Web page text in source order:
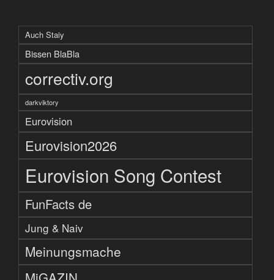
Auch Staiy
Bissen BlaBla
correctiv.org
darkviktory
Eurovision
Eurovision2026
Eurovision Song Contest
FunFacts de
Jung & Naiv
Meinungsmache